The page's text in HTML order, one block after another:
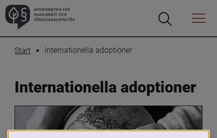
Öppna
Öppna
Menyn
Start Internationella adoptioner
Internationella adoptioner